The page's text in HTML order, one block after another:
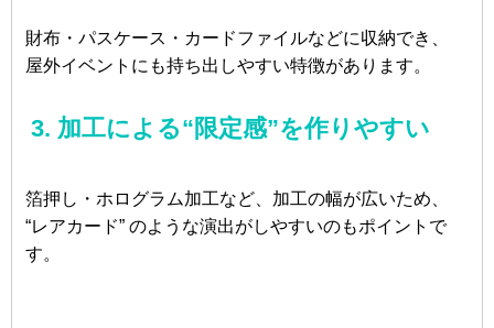
財布・パスケース・カードファイルなどに収納でき、
屋外イベントにも持ち出しやすい特徴があります。
3. 加工による“限定感”を作りやすい
箔押し・ホログラム加工など、加工の幅が広いため、
“レアカード” のような演出がしやすいのもポイントで
す。